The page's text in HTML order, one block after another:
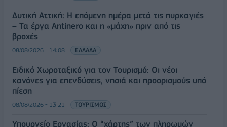
Δυτική Αττική: Η επόμενη ημέρα μετά τις πυρκαγιές
– Τα έργα Antinero και η «μάχη» πριν από τις
βροχές
08/08/2026 - 14:08 ΕΛΛΑΔΑ
Ειδικό Χωροταξικό για τον Τουρισμό: Οι νέοι
κανόνες για επενδύσεις, νησιά και προορισμούς υπό
πίεση
08/08/2026 - 13:21 ΤΟΥΡΙΣΜΟΣ
Υπουργείο Εργασίας: Ο “χάρτης” των πληρωμών